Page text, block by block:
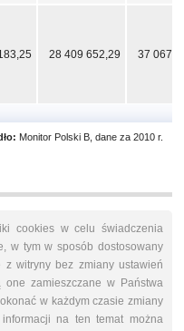
28 409 652,29 37 067
Monitor Polski B, dane za 2010 r.
cookies w celu świadczenia
w tym w sposób dostosowany
z witryny bez zmiany ustawień
zamieszczane w Państwa
w każdym czasie zmiany
na ten temat można